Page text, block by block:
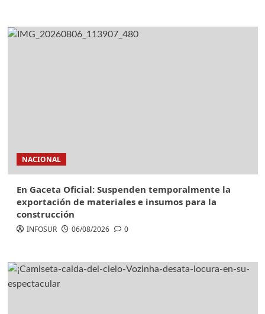
NACIONAL
En Gaceta Oficial: Suspenden temporalmente la
exportación de materiales e insumos para la
construcción
INFOSUR 06/08/2026 0